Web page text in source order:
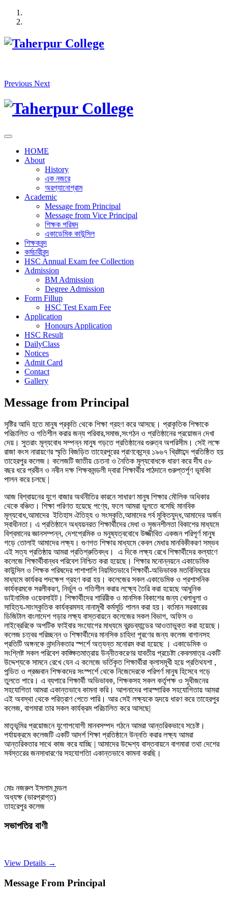
Skip
Previous Next
HOME
About
History
এক নজরে
অরগ্যানোগ্রাম
Academic
Message from Principal
Message from Vice Principal
শিক্ষক পরিষদ
একাডেমিক কাউন্সিল
শিক্ষকবৃন্দ
কর্মচারীবৃন্দ
HSC Annual Exam fee Collection
Admission
BM Admission
Degree Admission
Form Fillup
HSC Test Exam Fee
Application
Honours Application
HSC Result
DailyClass
Notices
Admit Card
Contact
Gallery
Message from Principal
সৃষ্টির আদি হতে মানুষ প্রকৃতি থেকে শিক্ষা গ্রহণ করে আসছে। প্রাকৃতিক শিক্ষাকে
পরিচালিত ও গতিশীল করার জন্য পরিবার,সমাজ,সংগঠন ও প্রতিষ্ঠানের প্রয়োজন দেখা
দেয়। সুতরাং মূল্যবোধ সম্পন্ন মানুষ গড়তে প্রতিষ্ঠানের গুরুত্ব অপরিসীম। সেই লক্ষে
রাজা কংস নারায়ণের স্মৃতি বিজড়িত তাহেরপুরের প্রাণকেন্দ্রে ১৯৬৭ খ্রিষ্টাব্দে প্রতিষ্ঠিত হয়
তাহেরপুর কলেজ। কলেজটি জাতীয় চেতনা ও নৈতিক মূল্যবোধকে ধারণ করে র্দীঘ ৫৮
বছর ধরে প্রবীন ও নবীন দক্ষ শিক্ষকমন্ডলী দ্বারা শিক্ষার্থীর পাঠদানে গুরুপ্তর্পূণ ভূমকিা
পালন করে চলছে |
আজ বিশ্বায়নের যুগে বাজার অর্থনীতির কারনে সাধারণ মানুষ শিক্ষার মৌলিক অধিকার
থেকে বঞ্চিত। শিক্ষা পরিণত হয়েছে পণ্যে, ফলে আমরা ভুলতে বসেছি মানবিক
মূল্যবোধ,আমাদের ইতিহাস ঐতিহ্য ও সংস্কৃতি,আমাদের গর্ব মুক্তিযুদ্ধ,আমাদের অর্জন
স্বাধীনতা। এ প্রতিষ্ঠানে অধ্যয়নরত শিক্ষার্থীদের মেধা ও সৃজনশীলতা বিকাশের মাধ্যমে
বিশ্বমানের জ্ঞানসম্পন্ন, দেশপ্রেমিক ও মনুষ্যত্ববোধে উজ্জীবিত একজন পরিপূর্ণ মানুষ
গড়ে তোলাই আমাদের লক্ষ্য। গুণগত শিক্ষার মাধ্যমে কেবল মেধার মানবিকীকরণ সম্ভব
এই সত্য প্রতিষ্ঠায় আমরা প্রতিশ্রুতিবদ্ধ। এ দিকে লক্ষ্য রেখে শিক্ষার্থীদের কল্যাণে
কলেজে শিক্ষার্থীবান্ধব পরিবেশ নিশ্চিত করা হয়েছে। শিক্ষার মনোন্নয়নে একাডেমিক
কাউন্সিল ও শিক্ষক পরিষদের পাশাপাশি নিয়মিতভাবে শিক্ষার্থী-অভিভাবক মতবিনিময়ের
মাধ্যমে কার্যকর পদক্ষেপ গ্রহণ করা হয়। কলেজের সকল একাডেমিক ও প্রশাসনিক
কার্যক্রমকে সরলীকরণ, নির্ভুল ও গতিশীল করার লক্ষ্যে তৈরি করা হয়েছে আধুনিক
ডাইনামিক ওয়েবসাইট। শিক্ষার্থীদের শারিরীক ও মানসিক বিকাশের জন্য খেলাধুলা ও
সাহিত্য-সাংস্কৃতিক কার্যক্রমসহ নানামূখী কর্মসূচি পালন করা হয়। বর্তমান সরকারের
ডিজিটাল বাংলাদেশ গড়ার লক্ষ্য বাস্তবায়নে কলেজের সকল বিভাগ, অফিস ও
লাইব্রেরিকে অপটিক ফাইবার সংযোগের মাধ্যমে ব্রন্ডব্যান্ডের আওতাভুক্ত করা হয়েছে।
কলেজ চত্বর পরিচ্ছন্ন ও শিক্ষার্থীদের মানসিক চাহিদা পূরণের জন্য কলেজ বাগানসহ
প্রতিটি অঙ্গনকে নান্দনিকতার স্পর্শে অত্যন্ত মনোরম করা হয়েছে । একাডেমিক ও
সংশ্লিষ্ট সকল পরিবেশ কাঙ্ক্ষিতমাত্রায় উন্নীতকরেণর যাবতীয় প্রচেষ্টা কেবলমাত্র একটি
উদ্দেশ্যকে সামনে রেখে যেন এ কলেজে ভর্তিকৃত শিক্ষার্থীরা ক্লাসমূখী হয়ে প্রতিথযশা ,
পন্ডিত ও প্রজ্ঞবান শিক্ষকদের সংস্পর্শে থেকে নিজেদেরকে পরিপর্ণ মানুষ হিসেবে গড়ে
তুলতে পারে। এ ব্যপারে শিক্ষার্থী অভিভাবক, শিক্ষকসহ সকল কর্তৃপক্ষ ও সূধীজনের
সহযোগিতা আমরা একান্তভাবে কামনা করি। আপনাদের পারস্পারিক সহযোগিতায় আমরা
এই অবস্থা থেকে পরিত্রাণ পেতে পারি। আর সেই লক্ষ্যকে হৃদয়ে ধারণ করে তাহেরপুর
কলেজ, বাগমারা তার সকল কার্যক্রম পরিচালিত করে আসছে|
মাতৃভূমির প্রয়োজনে যুগোপযোগী মানবসম্পদ গঠনে আমরা আন্তরিকভাবে সচেষ্ট।
পর্যায়ক্রমে কলেজটি একটি আদর্শ শিক্ষা প্রতিষ্ঠানে উন্নতি করার লক্ষ্য আমরা
আন্তরিকতার সাথে কাজ করে যাচ্ছি | আমাদের উদ্দেশ্য বাস্তবায়নে বাগমারা তথা দেশের
সর্বস্তরের জনসাধারণের সহযোগতিা একান্তভাবে কামনা করছি।
মোঃ নজরুল ইসলাম মন্ডল
অধ্যক্ষ (ভারপ্রাপ্ত)
তাহরেপুর কলেজ
সভাপতির বাণী
View Details →
Message From Principal